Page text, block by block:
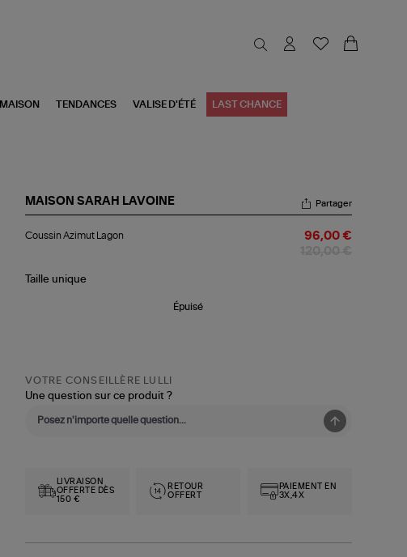
MAISON TENDANCES VALISE D'ÉTÉ LAST CHANCE
MAISON SARAH LAVOINE
Azimut
Partager
Coussin Azimut Lagon 96,00 €
Taille unique
Épuisé
VOTRE CONSEILLÈRE LULLI
Une question sur ce produit ?
LIVRAISON
OFFERTE DÈS
150 €
RETOUR
OFFERT
PAIEMENT EN
3X,4X